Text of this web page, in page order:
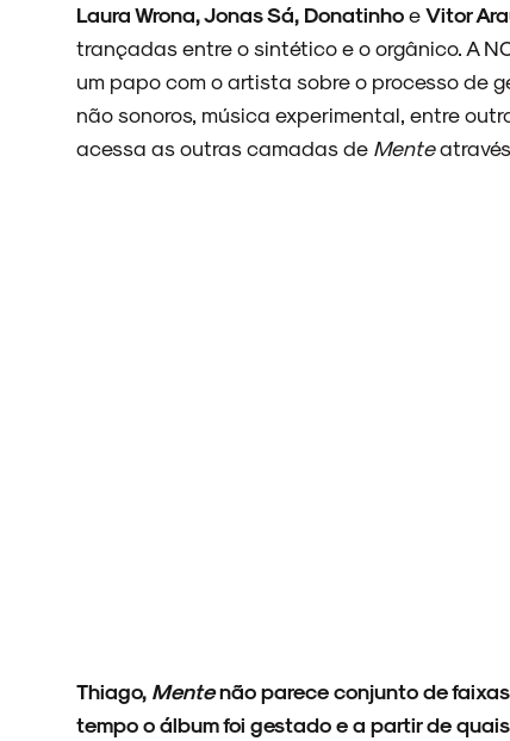
ARQUIVO
ENTREVISTAS
NOIZE RECORD CLUB
Laura Wrona, Jonas Sá, DonatinhoeVitor
trançadas entre o sintético e o orgânico. A
um papo com o artista sobre o processo de
não sonoros, música experimental, entre
acessa as outras camadas de Mente
Thiago, Mentenão parece conjunto de
tempo o álbum foi gestado e a partir de